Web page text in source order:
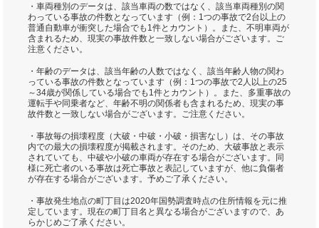
・車両種別のデータは、該当車両の数ではなく、該当車両種別の関
わっている事故の件数となっています（例：1つの事故で2台以上の
普通自動車が衝突した場合でも1件とカウント）。また、不明車両が
含まれるため、現実の事故件数と一致しない場合がございます。ご
注意ください。
・年齢のデータは、該当年齢の人数ではなく、該当年齢人物の関わ
っている事故の件数となっています（例：1つの事故で2人以上の25
～34歳が関係している場合でも1件とカウント）。また、多重事故の
運転手や同乗者など、年齢不明の関係者も含まれるため、現実の事
故件数と一致しない場合がございます。ご注意ください。
・事故毎の損壊程度（大破・中破・小破・損害なし）は、その事故
内での最大の損壊程度が掲載されます。そのため、大破事故と表示
されていても、中破や小破の車両が存在する場合がございます。同
様に死亡者のいる事故は死亡事故と表記していますが、他に負傷者
が存在する場合がございます。予めご了承ください。
・事故発生地点の町丁目は2020年国勢調査時点の住所情報を元に推
定しています。現在の町丁目名と異なる場合がございますので、あ
らかじめご了承ください。